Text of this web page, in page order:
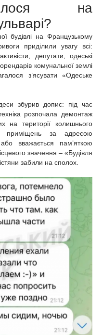
на
будівлі на Французькому
приділили увагу всі:
депутати, одеські
комунальної землі
з’ясувати «Одеське
збурив допис: під час
розпочала демонтаж
на території колишнього
приміщень за адресою
вважається пам’яткою
значення – «Будівля
забили на сполох.